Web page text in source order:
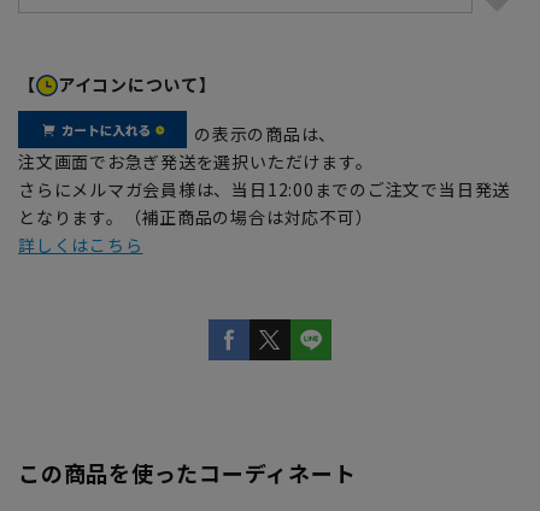
【 アイコンについて】
の表示の商品は、
注文画面でお急ぎ発送を選択いただけます。
さらにメルマガ会員様は、当日12:00までのご注文で当日発送
となります。（補正商品の場合は対応不可）
詳しくはこちら
この商品を使ったコーディネート